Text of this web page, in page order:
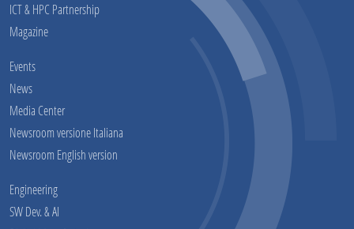
ICT & HPC Partnership
Magazine
Events
News
Media Center
Newsroom versione Italiana
Newsroom English version
Engineering
SW Dev. & AI